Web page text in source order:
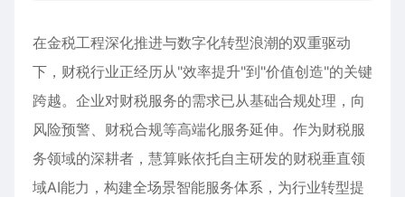
在金税工程深化推进与数字化转型浪潮的双重驱动
下，财税行业正经历从"效率提升"到"价值创造"的关键
跨越。企业对财税服务的需求已从基础合规处理，向
风险预警、财税合规等高端化服务延伸。作为财税服
务领域的深耕者，慧算账依托自主研发的财税垂直领
域AI能力，构建全场景智能服务体系，为行业转型提